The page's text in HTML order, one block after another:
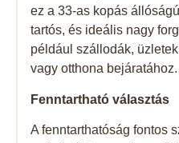
ez a 33-as kopás
tartós, és ideális nagy
például szállodák,
vagy otthona bejáratához.
Fenntartható választás
A fenntarthatóság fontos